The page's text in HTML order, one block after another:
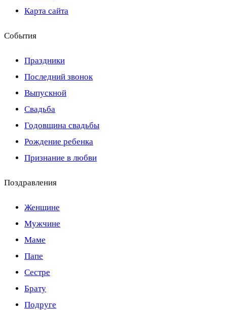
Карта сайта
События
Праздники
Последний звонок
Выпускной
Свадьба
Годовщина свадьбы
Рождение ребенка
Признание в любви
Поздравления
Женщине
Мужчине
Маме
Папе
Сестре
Брату
Подруге